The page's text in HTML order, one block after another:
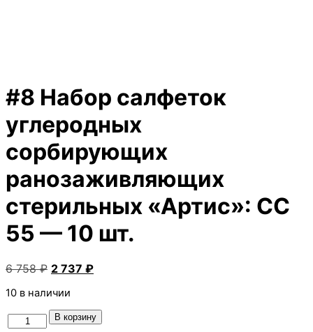
#8 Набор салфеток
углеродных
сорбирующих
ранозаживляющих
стерильных «Артис»: СС
55 — 10 шт.
6 758₽ Первоначальная
составляла
6
758 ₽.
2 737 ₽Текущая
737 ₽.
10 в наличии
КоличествоВ корзину